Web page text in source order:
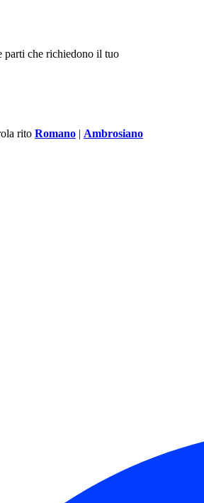
parti che richiedono il tuo
rito Romano | Ambrosiano